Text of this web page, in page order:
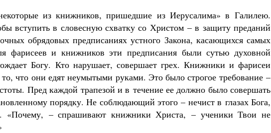
из книжников, пришедшие из Иерусалима» в Галилею.
вступить в словесную схватку со Христом – в защиту преданий
обрядовых предписаниях устного Закона, касающихся самых
фарисеев и книжников эти предписания были сутью духовной
Богу. Кто нарушает, совершает грех. Книжники и фарисеи
что они едят неумытыми руками. Это было строгое требование –
Пред каждой трапезой и в течение ее должно было совершать
порядку. Не соблюдающий этого – нечист в глазах Бога,
«Почему, – спрашивают книжники Христа, – ученики Твои не